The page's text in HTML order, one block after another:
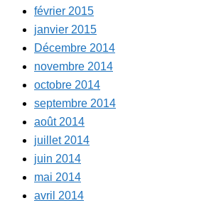
février 2015
janvier 2015
Décembre 2014
novembre 2014
octobre 2014
septembre 2014
août 2014
juillet 2014
juin 2014
mai 2014
avril 2014